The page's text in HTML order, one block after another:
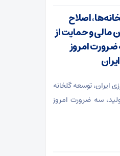
اصلاح
مالی و حمایت از
ضرورت امروز
ایران، توسعه گلخانه
سه ضرورت امروز